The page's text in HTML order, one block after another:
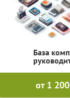
База
от 1 200